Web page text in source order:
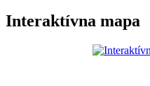
Interaktívna mapa